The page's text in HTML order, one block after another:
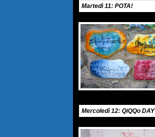
Martedì 11: POTA!
Mercoledì 12: QiQQo DAY